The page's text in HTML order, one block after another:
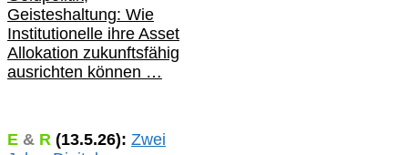
Geisteshaltung: Wie
Institutionelle ihre Asset
Allokation zukunftsfähig
ausrichten können …
E & R (13.5.26): Zwei